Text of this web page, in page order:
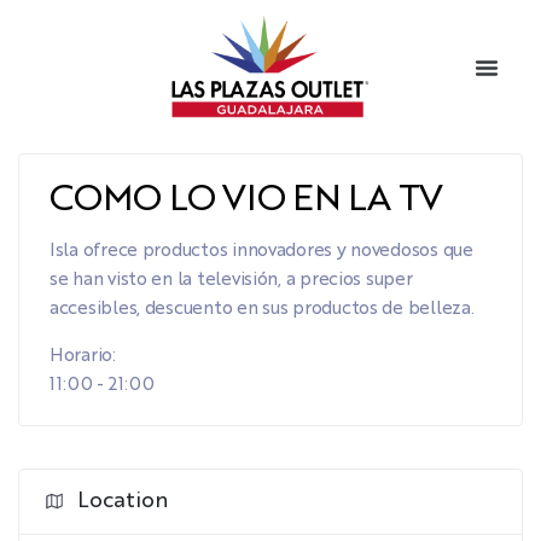
COMO LO VIO EN LA TV
Isla ofrece productos innovadores y novedosos que
se han visto en la televisión, a precios super
accesibles, descuento en sus productos de belleza.
Horario:
11:00 - 21:00
Location